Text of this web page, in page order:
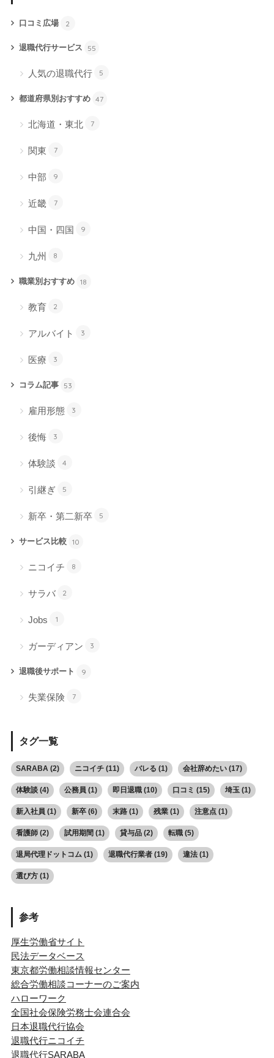
口コミ広場 2
退職代行サービス 55
人気の退職代行 5
都道府県別おすすめ 47
北海道・東北 7
関東 7
中部 9
近畿 7
中国・四国 9
九州 8
職業別おすすめ 18
教育 2
アルバイト 3
医療 3
コラム記事 53
雇用形態 3
後悔 3
体験談 4
引継ぎ 5
新卒・第二新卒 5
サービス比較 10
ニコイチ 8
サラバ 2
Jobs 1
ガーディアン 3
退職後サポート 9
失業保険 7
タグ一覧
SARABA(2) ニコイチ(11) バレる (1) 会社辞めたい(17)
体験談(4) 公務員 (1) 即日退職(10) 口コミ (15) 埼玉(1)
新入社員 (1) 新卒(6) 末路(1) 残業(1) 注意点(1)
看護師(2) 試用期間 (1) 貸与品(2) 転職(5)
退局代理ドットコム(1) 退職代行業者(19) 違法(1)
選び方(1)
参考
厚生労働省サイト
民法データベース
東京都労働相談情報センター
総合労働相談コーナーのご案内
ハローワーク
全国社会保険労務士会連合会
日本退職代行協会
退職代行ニコイチ
退職代行SARABA